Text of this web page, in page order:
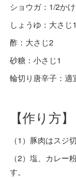
ショウガ：1/2か
しょうゆ：大さじ1
酢：大さじ2
砂糖：小さじ1
輪切り唐辛子：適
【作り方】
（1）豚肉はスジ
（2）塩、カレー
す。